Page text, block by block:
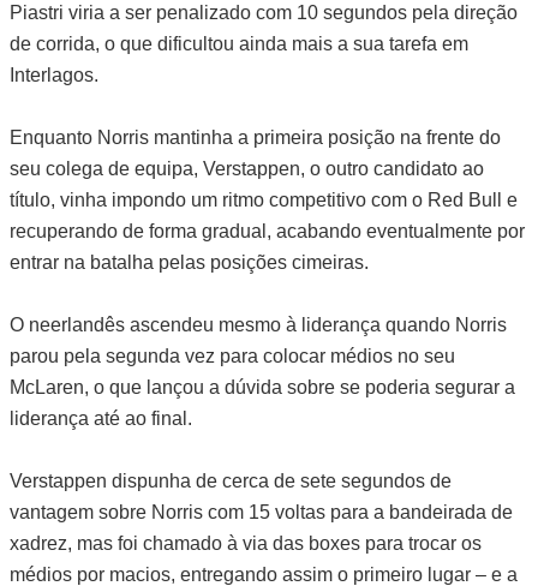
Piastri viria a ser penalizado com 10 segundos pela direção
de corrida, o que dificultou ainda mais a sua tarefa em
Interlagos.
Enquanto Norris mantinha a primeira posição na frente do
seu colega de equipa, Verstappen, o outro candidato ao
título, vinha impondo um ritmo competitivo com o Red Bull e
recuperando de forma gradual, acabando eventualmente por
entrar na batalha pelas posições cimeiras.
O neerlandês ascendeu mesmo à liderança quando Norris
parou pela segunda vez para colocar médios no seu
McLaren, o que lançou a dúvida sobre se poderia segurar a
liderança até ao final.
Verstappen dispunha de cerca de sete segundos de
vantagem sobre Norris com 15 voltas para a bandeirada de
xadrez, mas foi chamado à via das boxes para trocar os
médios por macios, entregando assim o primeiro lugar – e a